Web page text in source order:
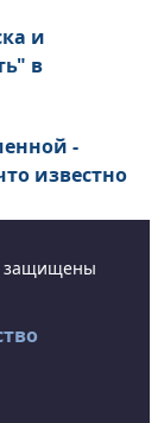
и
в
-
известно
защищены